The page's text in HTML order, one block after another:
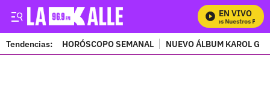
EN VIVO
Mira Todos Nuestros
Tendencias: HORÓSCOPO SEMANAL NUEVO ÁLBUM KAROL G